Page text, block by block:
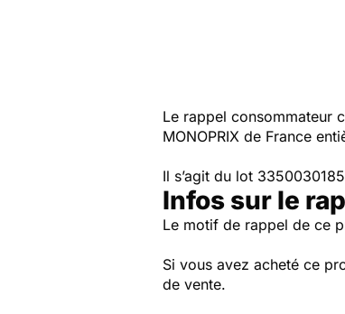
Le rappel consommateur
MONOPRIX de France
Il s’agit du lot
Infos sur le
Le motif de rappel de ce
Si vous avez acheté ce
de vente.